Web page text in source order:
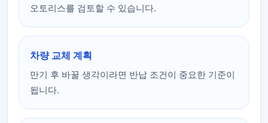
오토리스를 검토할 수 있습니다.
차량 교체 계획
만기 후 바꿀 생각이라면 반납 조건이 중요한 기준이
됩니다.